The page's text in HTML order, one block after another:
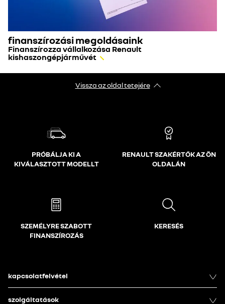
finanszírozási megoldásaink
Finanszírozza vállalkozása Renault
kishaszongépjárművét
Vissza az oldal tetejére
PRÓBÁLJA KI A
KIVÁLASZTOTT MODELLT
RENAULT SZAKÉRTŐK AZ ÖN
OLDALÁN
SZEMÉLYRE SZABOTT
FINANSZÍROZÁS
KERESÉS
kapcsolatfelvétel
szolgáltatások